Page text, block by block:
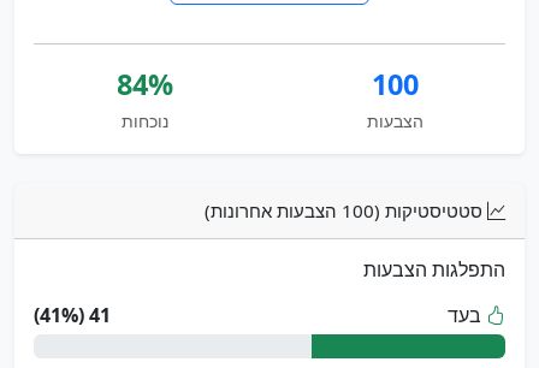
100
הצבעות
84%
נוכחות
סטטיסטיקות (100 הצבעות אחרונות)
התפלגות הצבעות
בעד
41 (41%)